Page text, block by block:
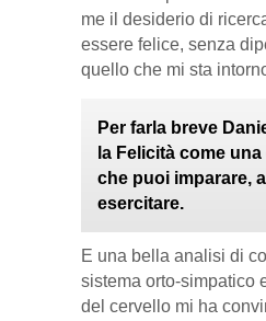
me il desiderio di
essere felice, senza
quello che mi sta
Per farla breve
la Felicità come
che puoi imparare,
esercitare.
E una bella analisi di
sistema orto-simpatico
del cervello mi ha